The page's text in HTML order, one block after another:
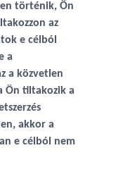
történik, Ön
az
e célból
a
a közvetlen
Ön tiltakozik a
akkor a
e célból nem